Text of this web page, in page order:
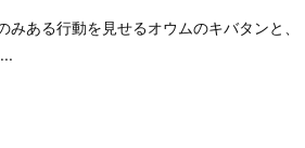
ある行動を見せるオウムのキバタンと、